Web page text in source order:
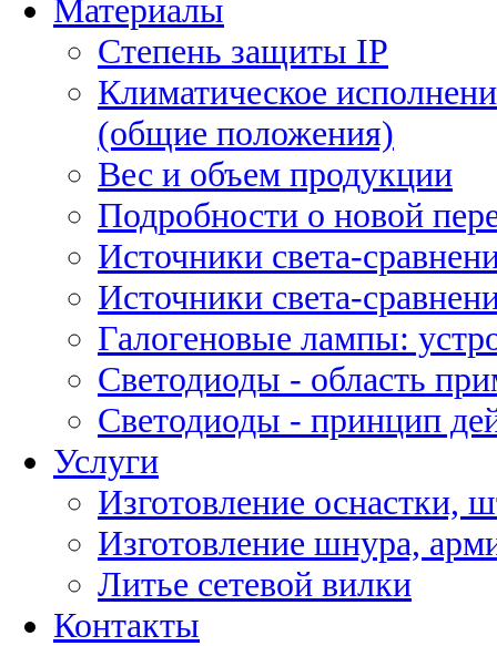
Материалы
Степень защиты IP
Климатическое
(общие положения)
Вес и объем продукции
Подробности о новой
Источники света-
Источники света-
Галогеновые лампы:
Светодиоды - область
Светодиоды - принцип
Услуги
Изготовление оснастки,
Изготовление шнура,
Литье сетевой вилки
Контакты